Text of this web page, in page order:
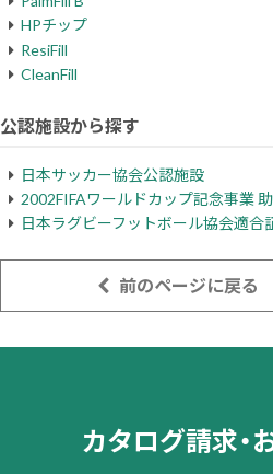
HPチップ
ResiFill
CleanFill
公認施設から探す
日本サッカー協会公認施設
2002FIFAワールドカップ記念事業
日本ラグビーフットボール協会適合
前のページに戻る
カタログ請求・